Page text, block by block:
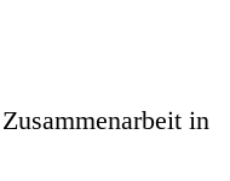
in